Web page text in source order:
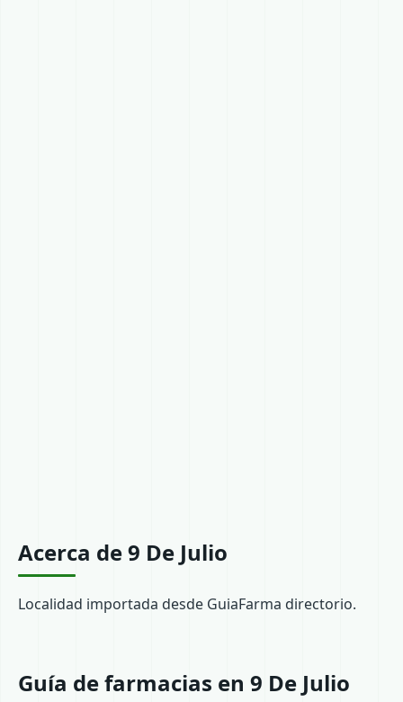
Acerca de 9 De Julio
Localidad importada desde GuiaFarma directorio.
Guía de farmacias en 9 De Julio